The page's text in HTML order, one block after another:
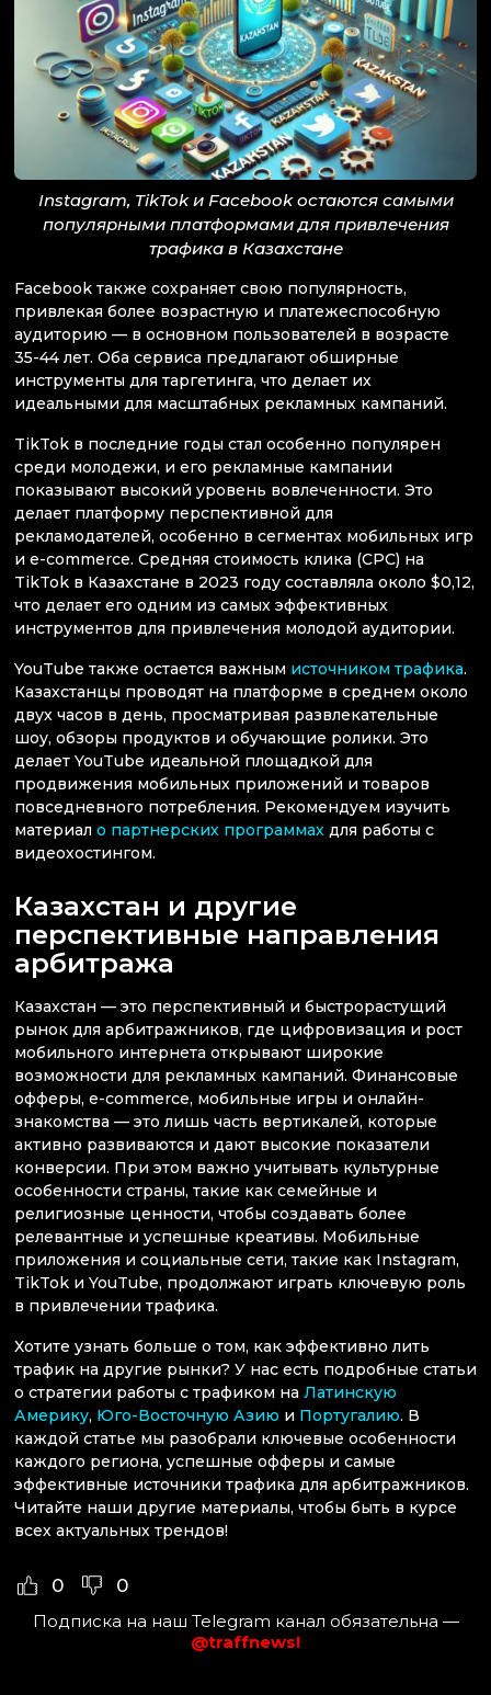
Instagram, TikTok и Facebook остаются самыми
популярными платформами для привлечения
трафика в Казахстане
Facebook также сохраняет свою популярность,
привлекая более возрастную и платежеспособную
аудиторию — в основном пользователей в возрасте
35-44 лет. Оба сервиса предлагают обширные
инструменты для таргетинга, что делает их
идеальными для масштабных рекламных кампаний.
TikTok в последние годы стал особенно популярен
среди молодежи, и его рекламные кампании
показывают высокий уровень вовлеченности. Это
делает платформу перспективной для
рекламодателей, особенно в сегментах мобильных игр
и e-commerce. Средняя стоимость клика (CPC) на
TikTok в Казахстане в 2023 году составляла около $0,12,
что делает его одним из самых эффективных
инструментов для привлечения молодой аудитории​.
YouTube также остается важным источником трафика.
Казахстанцы проводят на платформе в среднем около
двух часов в день, просматривая развлекательные
шоу, обзоры продуктов и обучающие ролики. Это
делает YouTube идеальной площадкой для
продвижения мобильных приложений и товаров
повседневного потребления​. Рекомендуем изучить
материал о партнерских программах для работы с
видеохостингом.
Казахстан и другие
перспективные направления
арбитража
Казахстан — это перспективный и быстрорастущий
рынок для арбитражников, где цифровизация и рост
мобильного интернета открывают широкие
возможности для рекламных кампаний. Финансовые
офферы, e-commerce, мобильные игры и онлайн-
знакомства — это лишь часть вертикалей, которые
активно развиваются и дают высокие показатели
конверсии. При этом важно учитывать культурные
особенности страны, такие как семейные и
религиозные ценности, чтобы создавать более
релевантные и успешные креативы. Мобильные
приложения и социальные сети, такие как Instagram,
TikTok и YouTube, продолжают играть ключевую роль
в привлечении трафика.
Хотите узнать больше о том, как эффективно лить
трафик на другие рынки? У нас есть подробные статьи
о стратегии работы с трафиком на Латинскую
Америку, Юго-Восточную Азию и Португалию. В
каждой статье мы разобрали ключевые особенности
каждого региона, успешные офферы и самые
эффективные источники трафика для арбитражников.
Читайте наши другие материалы, чтобы быть в курсе
всех актуальных трендов!
0 0
Подписка на наш Telegram канал обязательна —
@traffnews!